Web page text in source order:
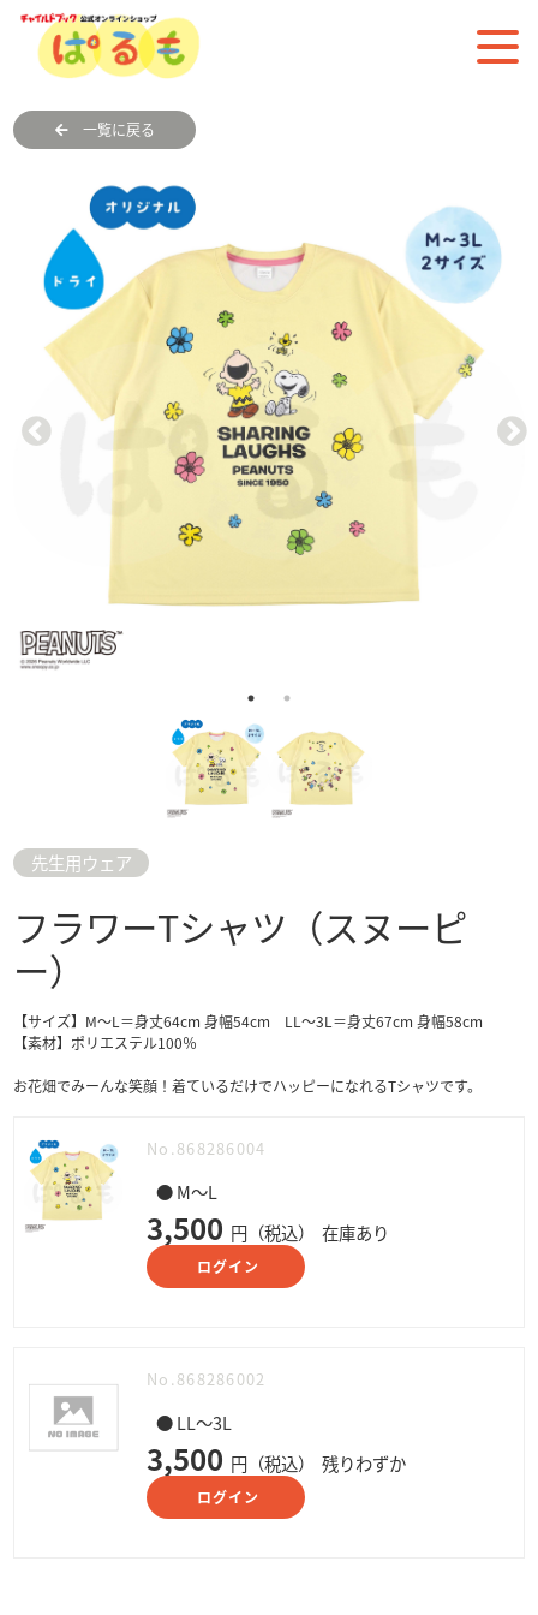
一覧に戻る
先生用ウェア
フラワーTシャツ（スヌーピ
ー）
【サイズ】M～L＝身丈64cm 身幅54cm LL～3L＝身丈67cm 身幅58cm
【素材】ポリエステル100％
お花畑でみーんな笑顔！着ているだけでハッピーになれるTシャツです。
No.868286004
● M～L
3,500 円（税込） 在庫あり
ログイン
No.868286002
● LL～3L
3,500 円（税込） 残りわずか
ログイン